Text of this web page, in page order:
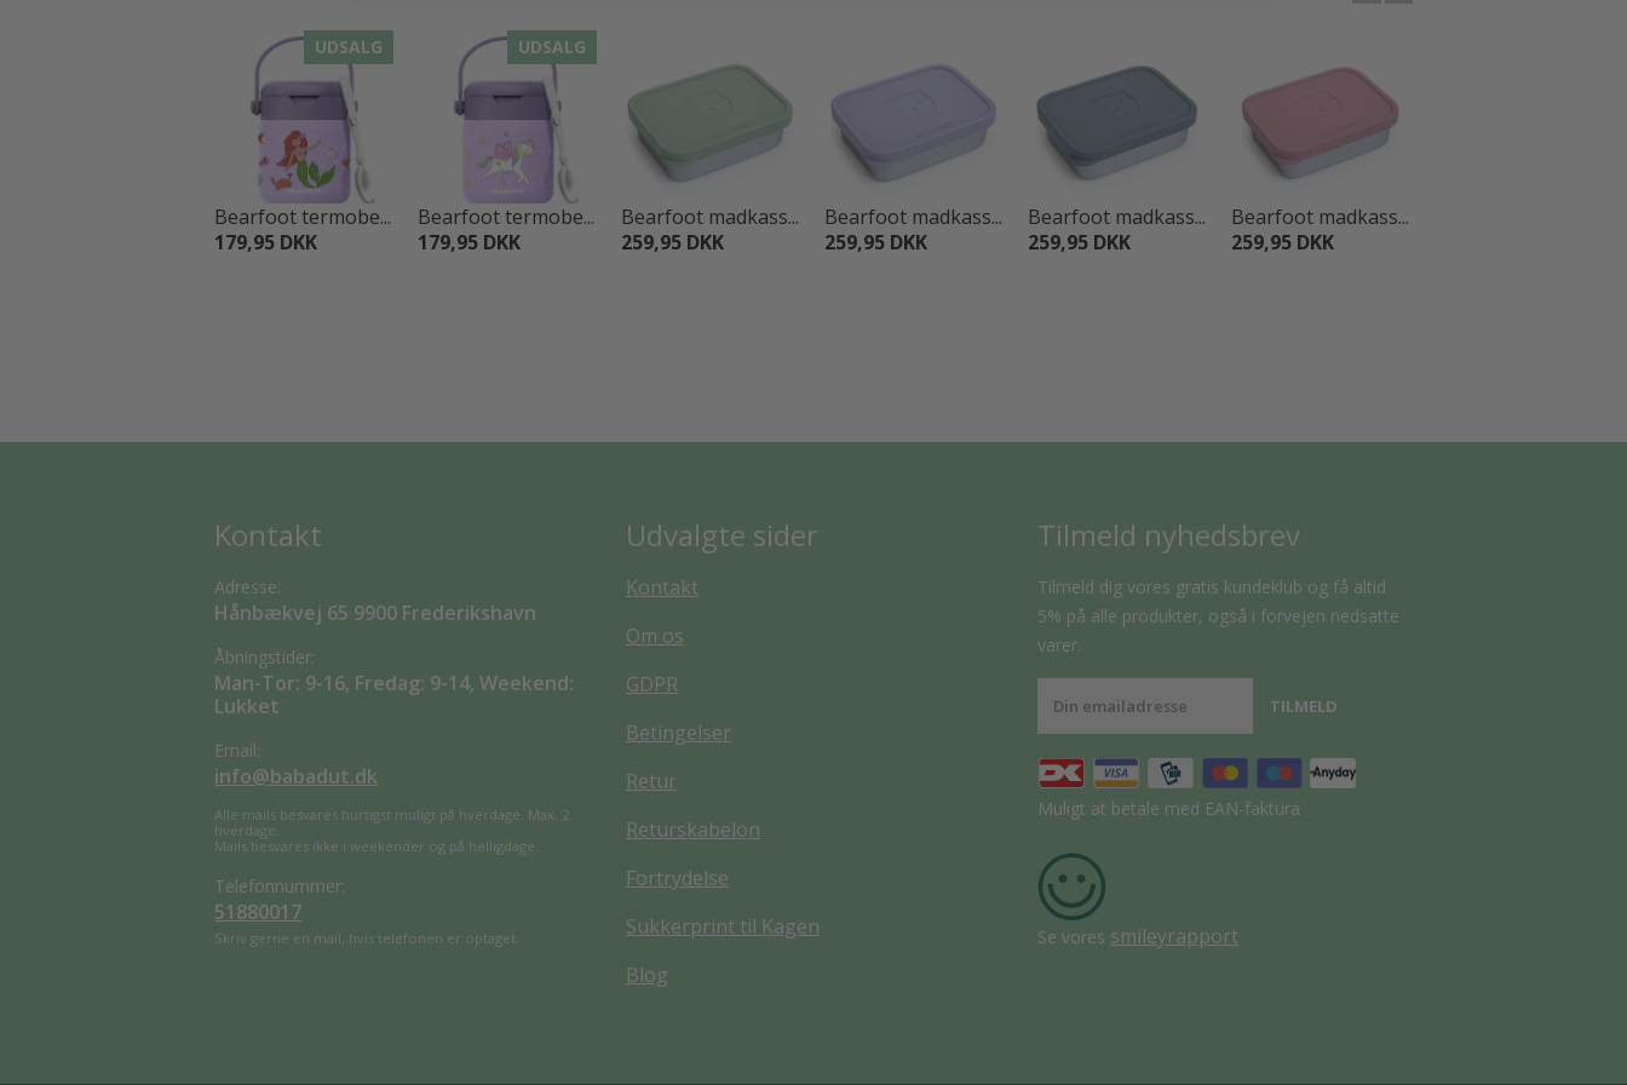
UDSALG
Bearfoot termobe...
179,95 DKK
UDSALG
Bearfoot termobe...
179,95 DKK
Bearfoot madkass...
259,95 DKK
Bearfoot madkass...
259,95 DKK
Bearfoot madkass...
259,95 DKK
Bearfoot madkass...
259,95 DKK
Kontakt
Adresse:
Hånbækvej 65 9900 Frederikshavn
Åbningstider:
Man-Tor: 9-16, Fredag: 9-14, Weekend:
Lukket
Email:
info@babadut.dk
Alle mails besvares hurtigst muligt på hverdage. Max. 2
hverdage.
Mails besvares ikke i weekender og på helligdage.
Telefonnummer:
51880017
Skriv gerne en mail, hvis telefonen er optaget.
Udvalgte sider
Kontakt
Om os
GDPR
Betingelser
Retur
Returskabelon
Fortrydelse
Sukkerprint til Kagen
Blog
Tilmeld nyhedsbrev
Tilmeld dig vores gratis kundeklub og få altid
5% på alle produkter, også i forvejen nedsatte
varer.
Muligt at betale med EAN-faktura
Se vores smileyrapport